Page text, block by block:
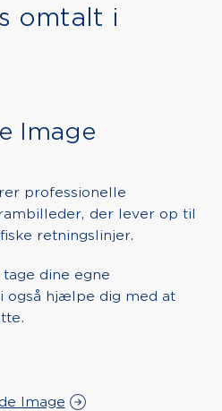
omtalt i
Image
professionelle
der lever op til
retningslinjer.
dine egne
også hjælpe dig med at
Image